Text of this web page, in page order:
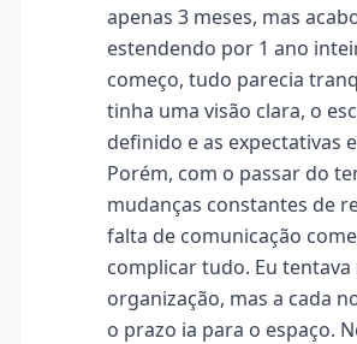
apenas 3 meses, mas
estendendo por 1 ano
começo, tudo parecia
tinha uma visão clara, o
definido e as expectativas
Porém, com o passar do
mudanças constantes de
falta de comunicação
complicar tudo. Eu
organização, mas a cada
o prazo ia para o espaço.